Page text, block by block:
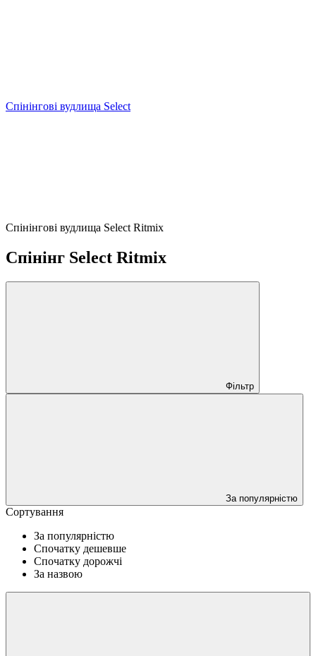
Спінінгові вудлища Select
Спінінгові вудлища Select Ritmix
Спінінг Select Ritmix
Фільтр
За популярністю
Сортування
За популярністю
Спочатку дешевше
Спочатку дорожчі
За назвою